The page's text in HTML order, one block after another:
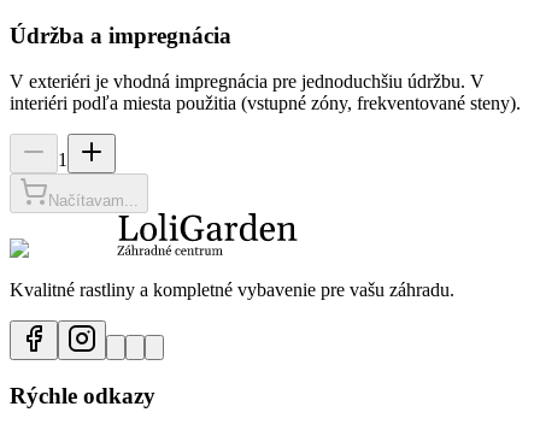
Údržba a impregnácia
V exteriéri je vhodná impregnácia pre jednoduchšiu údržbu. V
interiéri podľa miesta použitia (vstupné zóny, frekventované steny).
1
Načítavam...
Kvalitné rastliny a kompletné vybavenie pre vašu záhradu.
Rýchle odkazy